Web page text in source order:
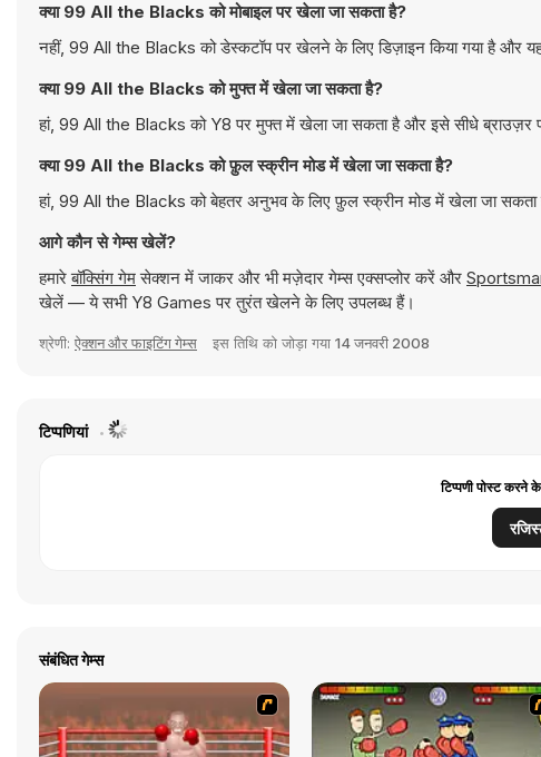
क्या 99 All the Blacks को मोबाइल पर खेला जा सकता है?
नहीं, 99 All the Blacks को डेस्कटॉप पर खेलने के लिए डिज़ाइन किया गया है और यह
क्या 99 All the Blacks को मुफ्त में खेला जा सकता है?
हां, 99 All the Blacks को Y8 पर मुफ्त में खेला जा सकता है और इसे सीधे ब्राउज़र
क्या 99 All the Blacks को फ़ुल स्क्रीन मोड में खेला जा सकता है?
हां, 99 All the Blacks को बेहतर अनुभव के लिए फ़ुल स्क्रीन मोड में खेला जा सकता
आगे कौन से गेम्स खेलें?
हमारेबॉक्सिंग गेमसेक्शन में जाकर और भी मज़ेदार गेम्स एक्सप्लोर करें और
खेलें — ये सभी Y8 Games पर तुरंत खेलने के लिए उपलब्ध हैं।
श्रेणी: ऐक्शन और फाइटिंग गेम्स इस तिथि को जोड़ा गया 14 जनवरी 2008
टिप्पणियां
टिप्पणी पोस्ट करने
संबंधित गेम्स